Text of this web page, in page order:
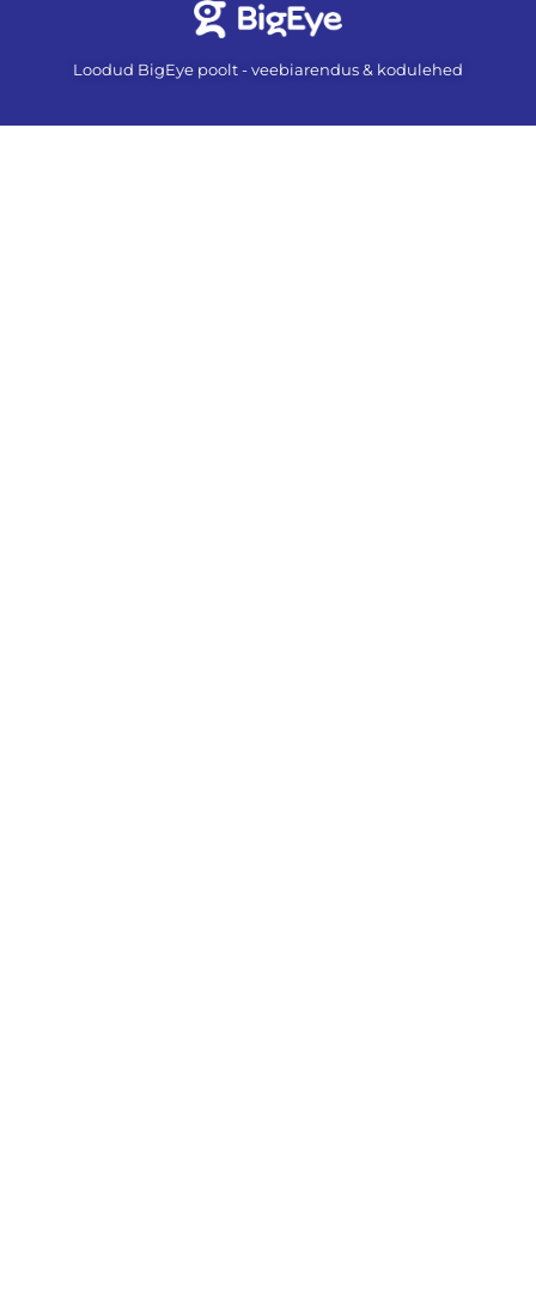
Loodud BigEye poolt - veebiarendus & kodulehed